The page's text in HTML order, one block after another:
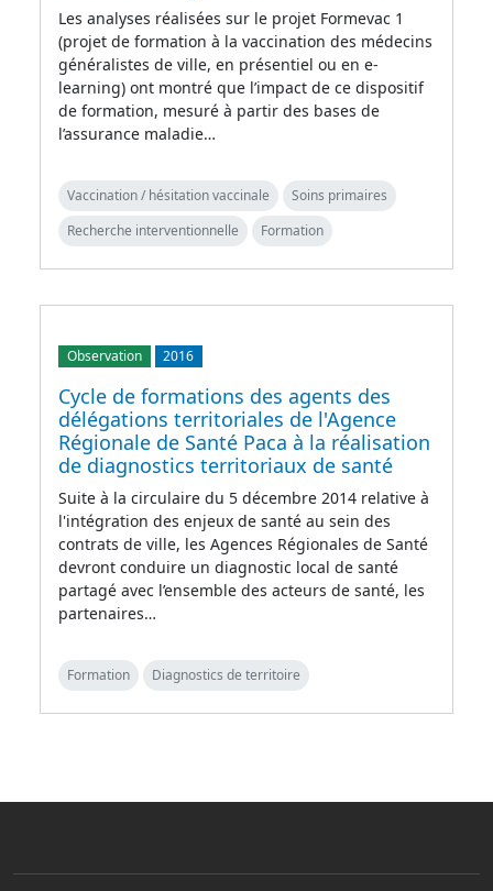
Les analyses réalisées sur le projet Formevac 1
(projet de formation à la vaccination des médecins
généralistes de ville, en présentiel ou en e-
learning) ont montré que l’impact de ce dispositif
de formation, mesuré à partir des bases de
l’assurance maladie…
Vaccination / hésitation vaccinale
Soins primaires
Recherche interventionnelle
Formation
Observation 2016
Cycle de formations des agents des
délégations territoriales de l'Agence
Régionale de Santé Paca à la réalisation
de diagnostics territoriaux de santé
Suite à la circulaire du 5 décembre 2014 relative à
l'intégration des enjeux de santé au sein des
contrats de ville, les Agences Régionales de Santé
devront conduire un diagnostic local de santé
partagé avec l’ensemble des acteurs de santé, les
partenaires…
Formation Diagnostics de territoire